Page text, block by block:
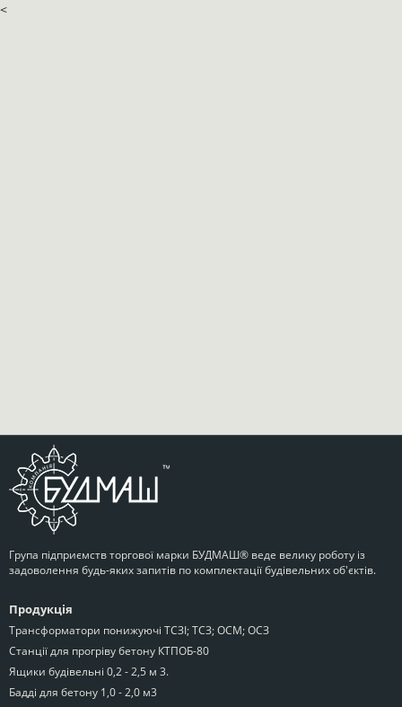
<
Група підприємств торгової марки БУДМАШ® веде велику роботу із
задоволення будь-яких запитів по комплектації будівельних об'єктів.
Продукція
Трансформатори понижуючі ТСЗІ; ТСЗ; ОСМ; ОСЗ
Станції для прогріву бетону КТПОБ-80
Ящики будівельні 0,2 - 2,5 м 3.
Бадді для бетону 1,0 - 2,0 м3